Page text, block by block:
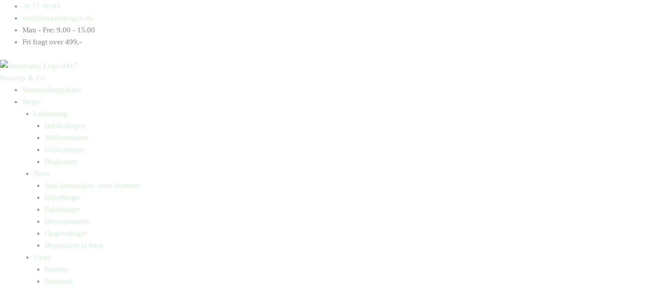
indholdet
30 71 00 03
mail@straarupogco.dk
Man - Fre: 9.00 - 15.00
Fri fragt over 499,-
Straarup & Co
Sommerbogpakker
Bøger
Letlæsning
Indskolingen
Mellemtrinnet
Udskolingen
Bogkasser
Børn
Små mennesker, store drømme
Billedbøger
Faktabøger
Børneromaner
Opgavebøger
Bogpakker til børn
Unge
Fantasy
Romaner
Products
search
Products
search